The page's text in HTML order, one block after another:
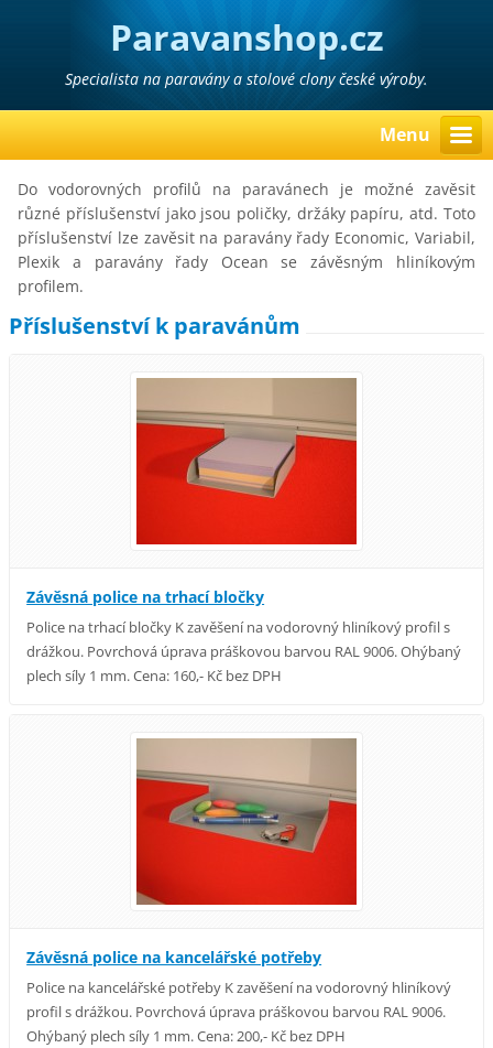
Paravanshop.cz
Specialista na paravány a stolové clony české výroby.
Menu
Do vodorovných profilů na paravánech je možné zavěsit
různé příslušenství jako jsou poličky, držáky papíru, atd. Toto
příslušenství lze zavěsit na paravány řady Economic, Variabil,
Plexik a paravány řady Ocean se závěsným hliníkovým
profilem.
Příslušenství k paravánům
Závěsná police na trhací bločky
Police na trhací bločky K zavěšení na vodorovný hliníkový profil s
drážkou. Povrchová úprava práškovou barvou RAL 9006. Ohýbaný
plech síly 1 mm. Cena: 160,- Kč bez DPH
Závěsná police na kancelářské potřeby
Police na kancelářské potřeby K zavěšení na vodorovný hliníkový
profil s drážkou. Povrchová úprava práškovou barvou RAL 9006.
Ohýbaný plech síly 1 mm. Cena: 200,- Kč bez DPH